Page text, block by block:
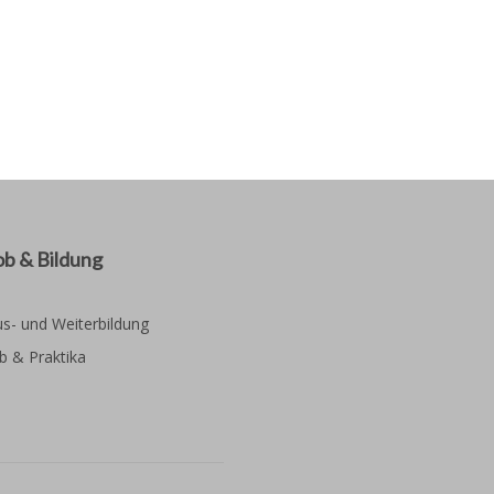
& Bildung
und Weiterbildung
& Praktika